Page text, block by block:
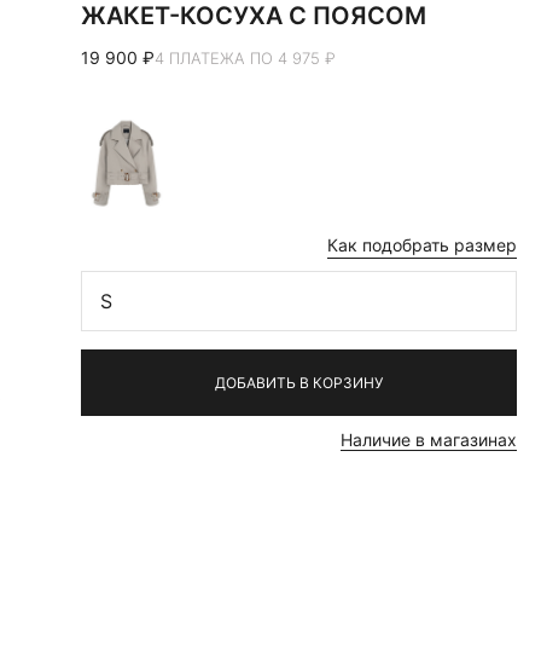
ЖАКЕТ-КОСУХА С ПОЯСОМ
19 900 ₽4 ПЛАТЕЖА ПО 4 975 ₽
Как подобрать размер
S
ДОБАВИТЬ В КОРЗИНУ
Наличие в магазинах